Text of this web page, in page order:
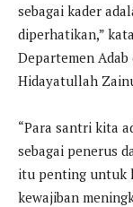
sebagai kader
diperhatikan,”
Departemen Adab
Hidayatullah
“Para santri kita
sebagai penerus
itu penting untuk
kewajiban